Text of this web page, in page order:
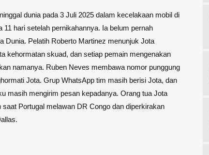
dunia pada 3 Juli 2025 dalam kecelakaan mobil di
11 hari setelah pernikahannya. Ia belum pernah
Dunia. Pelatih Roberto Martinez menunjuk Jota
kehormatan skuad, dan setiap pemain mengenakan
namanya. Ruben Neves membawa nomor punggung
Jota. Grup WhatsApp tim masih berisi Jota, dan
masih mengirim pesan kepadanya. Orang tua Jota
saat Portugal melawan DR Congo dan diperkirakan